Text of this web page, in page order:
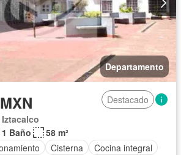
Departamento
Destacado
1 Baño
58 m²
Cisterna
Cocina integral